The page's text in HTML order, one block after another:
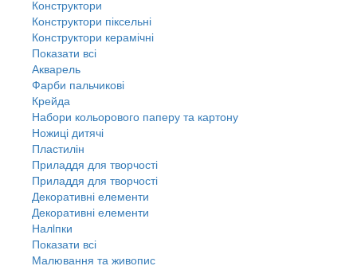
Конструктори
Конструктори піксельні
Конструктори керамічні
Показати всі
Акварель
Фарби пальчикові
Крейда
Набори кольорового паперу та картону
Ножиці дитячі
Пластилін
Приладдя для творчості
Приладдя для творчості
Декоративні елементи
Декоративні елементи
Налiпки
Показати всі
Малювання та живопис